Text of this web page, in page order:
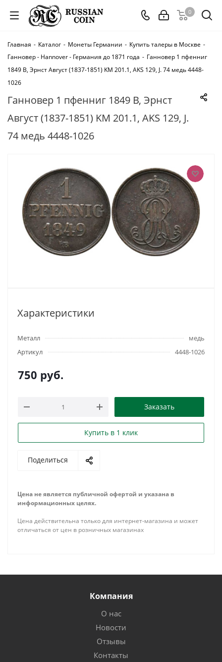
0
Главная - Каталог - Монеты Германии - Купить талеры в Москве -
Ганновер - Hannover - Германия до 1871 года - Ганновер 1 пфенниг
1849 B, Эрнст Август (1837-1851) KM 201.1, AKS 129, J. 74 медь 4448-
1026
Ганновер 1 пфенниг 1849 B, Эрнст
Август (1837-1851) KM 201.1, AKS 129, J.
74 медь 4448-1026
Характеристики
Металл
медь
Артикул
4448-1026
750 руб.
Заказать
Купить в 1 клик
Поделиться
Цена не является публичной офертой и указана в
информационных целях.
Цена действительна только для интернет-магазина и может
отличаться от цен в розничных магазинах
Компания
О нас
Новости
Отзывы
Контакты